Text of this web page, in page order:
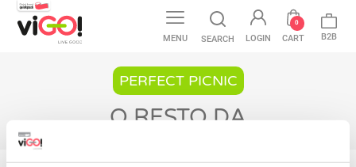
MENU SEARCH LOGIN CART
0
B2B
PERFECT PICNIC
O RESTO DA